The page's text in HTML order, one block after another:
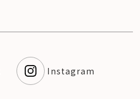
Instagram